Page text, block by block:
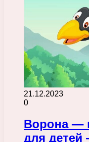
21.12.2023
0
Ворона —
для детей